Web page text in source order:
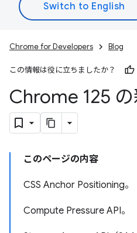
Chrome for Developers Blog
この情報は役に立ちましたか？
Chrome 125
このページの内容
CSS Anchor Positioning。
Compute Pressure API。